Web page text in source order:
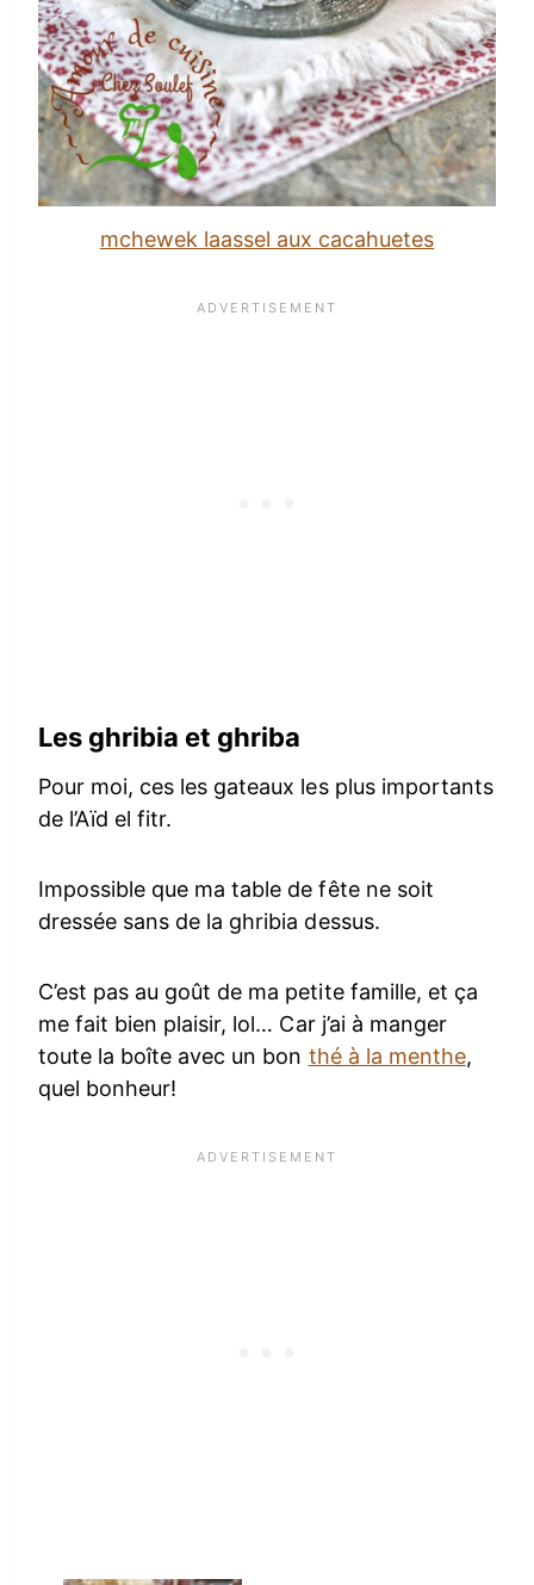
mchewek laassel aux cacahuetes
Les ghribia et ghriba
Pour moi, ces les gateaux les plus importants
de l’Aïd el fitr.
Impossible que ma table de fête ne soit
dressée sans de la ghribia dessus.
C’est pas au goût de ma petite famille, et ça
me fait bien plaisir, lol… Car j’ai à manger
toute la boîte avec un bon thé à la menthe,
quel bonheur!